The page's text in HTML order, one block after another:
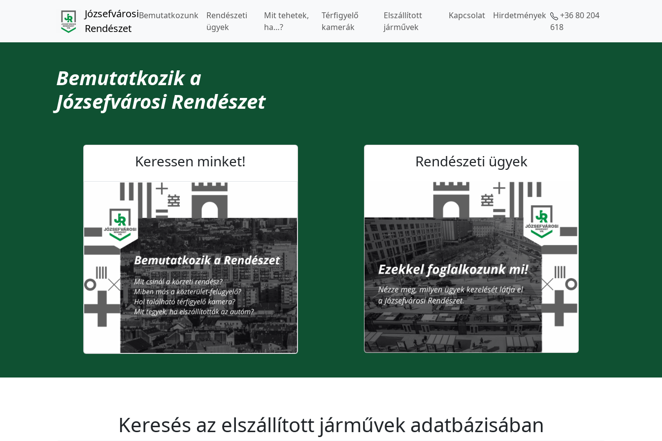
Józsefvárosi
Rendészet
Bemutatkozunk
Rendészeti
ügyek
Mit tehetek,
ha…?
Térfigyelő
kamerák
Elszállított
járművek
Kapcsolat Hirdetmények
+36 80 204
618
Bemutatkozik a
Józsefvárosi Rendészet
Keressen minket! Rendészeti ügyek
Keresés az elszállított járművek adatbázisában